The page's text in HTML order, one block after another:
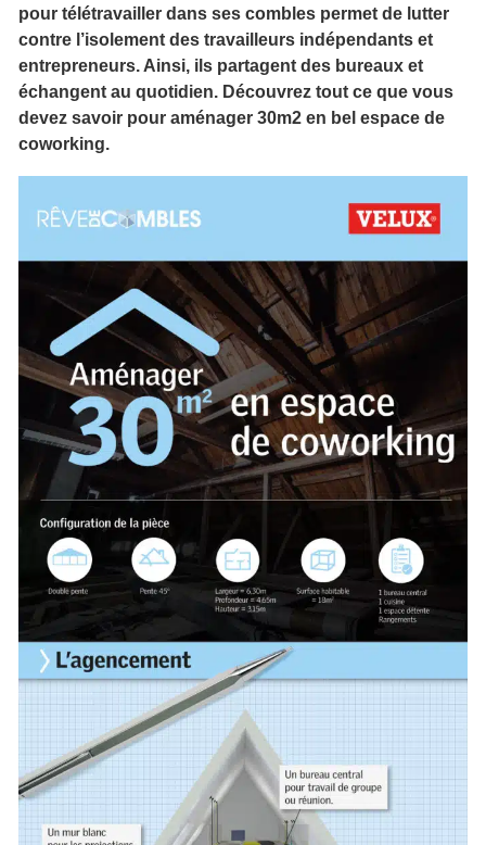
pour télétravailler dans ses combles permet de lutter
contre l’isolement des travailleurs indépendants et
entrepreneurs. Ainsi, ils partagent des bureaux et
échangent au quotidien. Découvrez tout ce que vous
devez savoir pour aménager 30m2 en bel espace de
coworking.